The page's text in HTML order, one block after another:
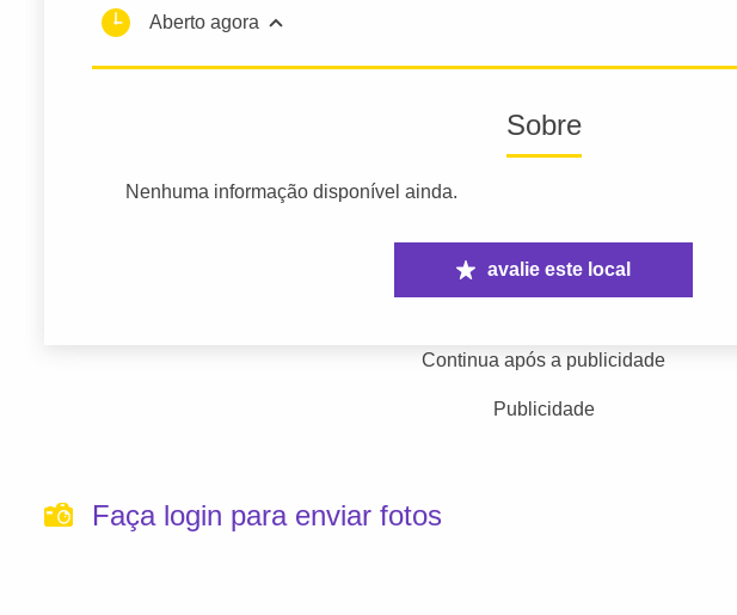
Aberto agora
Sobre
Nenhuma informação disponível ainda.
avalie este local
Continua após a publicidade
Publicidade
Faça login para enviar fotos